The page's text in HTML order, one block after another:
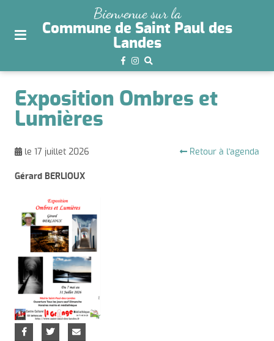
site
aller au
Bienvenue sur la
Commune de Saint Paul des
Landes
Exposition Ombres et
Lumières
le 17 juillet 2026 Retour à l'agenda
Gérard BERLIOUX